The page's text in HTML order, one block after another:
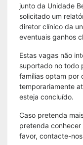
junto da Unidade
solicitado um
diretor clínico da
eventuais ganhos
Estas vagas não
suportado no todo
famílias optam por
temporariamente
esteja concluído.
Caso pretenda
pretenda
favor, contacte-